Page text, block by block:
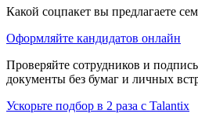
Какой соцпакет вы предлагаете
Оформляйте кандидатов онлайн
Проверяйте сотрудников и
документы без бумаг и личных
Ускорьте подбор в 2 раза с Talantix